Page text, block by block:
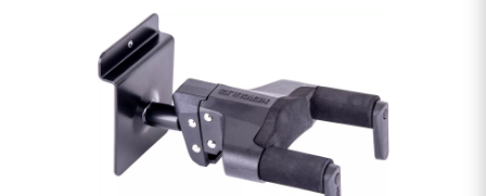
Klaviere & Piano
Synths & samplers